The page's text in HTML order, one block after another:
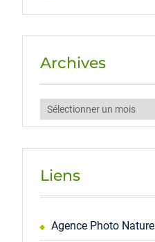
Archives
Archives
Liens
Agence Photo Nature